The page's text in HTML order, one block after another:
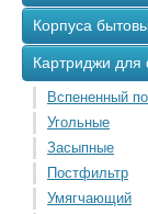
Корпуса
Картриджи для
Вспененный
Угольные
Засыпные
Постфильтр
Умягчающий